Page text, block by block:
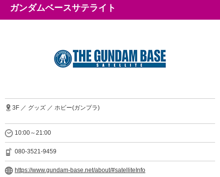
ガンダムベースサテライト
3F ／ グッズ ／ ホビー(ガンプラ)
10:00～21:00
080-3521-9459
https://www.gundam-base.net/about/#satelliteInfo